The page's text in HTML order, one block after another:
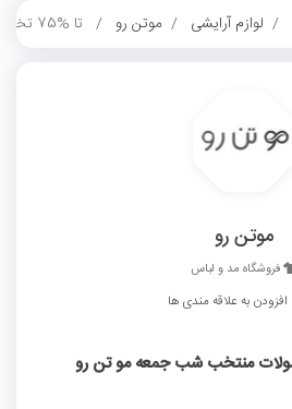
لوازم آرایشی موتن رو تا %75 تخفیف محصولات منتخب شب جمعه مو تن رو
موتن رو
فروشگاه مد و لباس
افزودن به علاقه مندی ها